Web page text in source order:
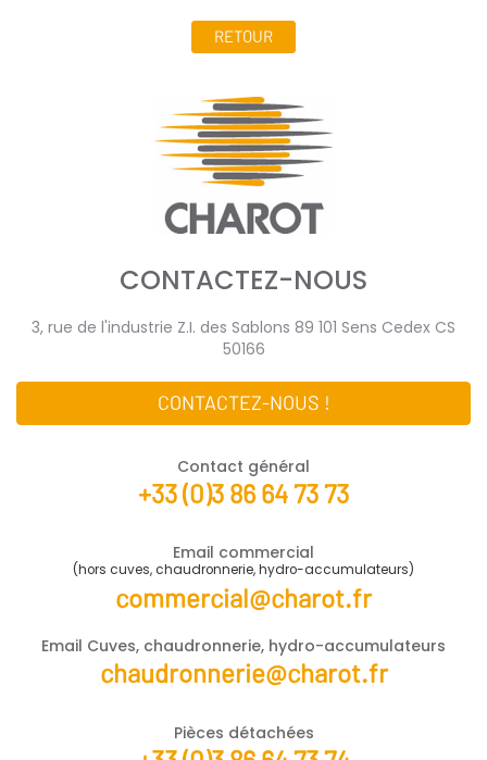
RETOUR
CONTACTEZ-NOUS
3, rue de l'industrie Z.I. des Sablons 89 101 Sens Cedex CS
50166
CONTACTEZ-NOUS !
Contact général
+33 (0)3 86 64 73 73
Email commercial
(hors cuves, chaudronnerie, hydro-accumulateurs)
commercial@charot.fr
Email Cuves, chaudronnerie, hydro-accumulateurs
chaudronnerie@charot.fr
Pièces détachées